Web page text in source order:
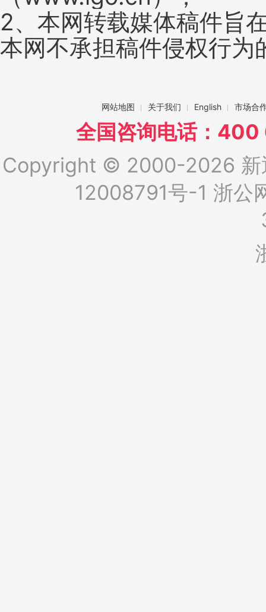
2、本网转载媒体稿件旨
本网不承担稿件侵权行为
网站地图 关于我们 English 市场合
全国咨询电话：
Copyright © 2000-2026 新
12008791号-1 浙公